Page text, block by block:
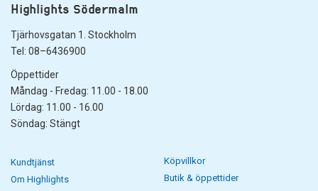
Highlights Södermalm
Tjärhovsgatan 1. Stockholm
Tel: 08–6436900
Öppettider
Måndag - Fredag: 11.00 - 18.00
Lördag: 11.00 - 16.00
Söndag: Stängt
Kundtjänst
Om Highlights
Köpvillkor
Butik & öppettider